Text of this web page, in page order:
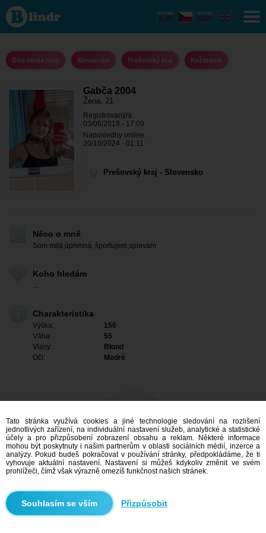
Gabča
2004 -
Ona hledá
jeho
kraj -
Kežmarok
Ona hledá jeho Slovensko Prešovský kraj Kežmarok
Gabča 2004
Žena, 21
Registrovaný/á:
03/06/2019 - 17:09
Naposledny online:
20/10/2024 - 01:11
Prešovský kraj - Slovensko
Něco o mně
Som milá,úprimná ,športujem,spievam
Koho hledám
...
Charakteristika
Výška:
156
Váha:
55
Vlasy:
Blond
Oči:
Modré
Mám zájem
Vyhledávání
Tato stránka využívá cookies a jiné technologie sledování na rozlišení
jednotlivých zařízení, na individuální nastavení služeb, analytické a statistické
účely a pro přizpůsobení zobrazení obsahu a reklam. Některé informace
mohou být poskytnuty i našim partnerům v oblasti sociálních médií, inzerce a
analýzy. Pokud budeš pokračovat v používání stránky, předpokládáme, že ti
vyhovuje aktuální nastavení. Nastavení si můžeš kdykoliv změnit ve svém
prohlížeči, čímž však výrazně omezíš funkčnost našich stránek.
Přizpůsobit